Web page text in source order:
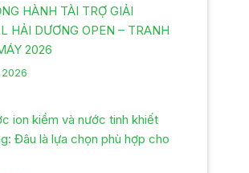
HÀNH TÀI TRỢ GIẢI
HẢI DƯƠNG OPEN – TRANH
2026
ion kiềm và nước tinh khiết
Đâu là lựa chọn phù hợp cho